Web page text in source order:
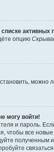
активных
опцию
могу войти!
и пароль.
чтобы все
полученным